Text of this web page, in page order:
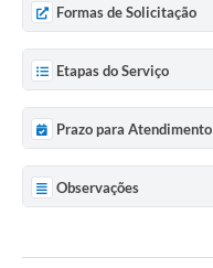
Ouvidoria
Galeria de Vídeos
Projetos
Contas Públicas
Editais
Formas de Solicitação
Etapas do Serviço
Prazo para Atendimento
Observações